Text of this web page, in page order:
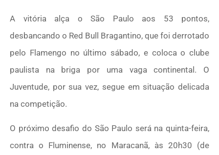
A vitória alça o São Paulo aos 53 pontos,
desbancando o Red Bull Bragantino, que foi derrotado
pelo Flamengo no último sábado, e coloca o clube
paulista na briga por uma vaga continental. O
Juventude, por sua vez, segue em situação delicada
na competição.
O próximo desafio do São Paulo será na quinta-feira,
contra o Fluminense, no Maracanã, às 20h30 (de